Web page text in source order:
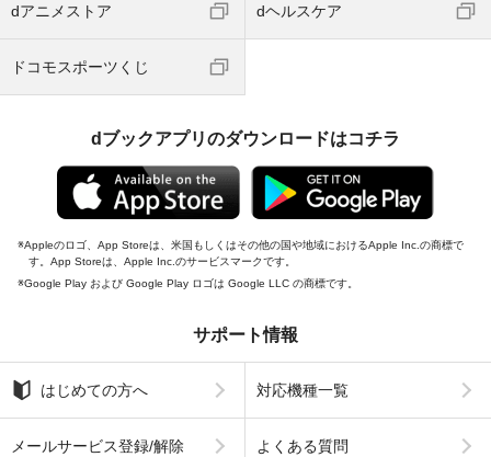
dアニメストア dヘルスケア
ドコモスポーツくじ
dブックアプリのダウンロードはコチラ
Appleのロゴ、App Storeは、米国もしくはその他の国や地域におけるApple Inc.の商標で
す。App Storeは、Apple Inc.のサービスマークです。
Google Play および Google Play ロゴは Google LLC の商標です。
サポート情報
はじめての方へ 対応機種一覧
メールサービス登録/解除 よくある質問